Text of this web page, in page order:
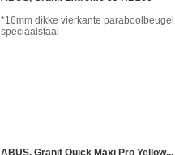
*16mm dikke vierkante
speciaalstaal
ABUS, Granit Quick Maxi Pro Yellow...